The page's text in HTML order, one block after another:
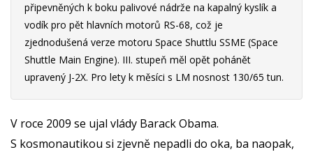
připevněných k boku palivové nádrže na kapalný kyslík a
vodík pro pět hlavních motorů RS-68, což je
zjednodušená verze motoru Space Shuttlu SSME (Space
Shuttle Main Engine). III. stupeň měl opět pohánět
upravený J-2X. Pro lety k měsíci s LM nosnost 130/65 tun.
V roce 2009 se ujal vlády Barack Obama.
S kosmonautikou si zjevně nepadli do oka, ba naopak,